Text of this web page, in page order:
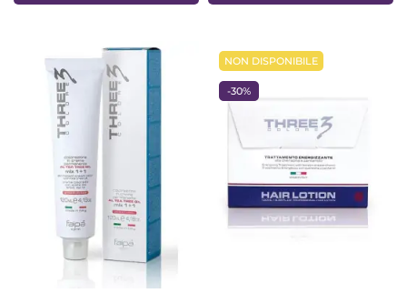
NON DISPONIBILE
-30%